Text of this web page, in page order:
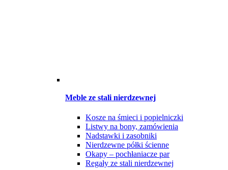
Meble ze stali nierdzewnej
Kosze na śmieci i popielniczki
Listwy na bony, zamówienia
Nadstawki i zasobniki
Nierdzewne półki ścienne
Okapy – pochłaniacze par
Regały ze stali nierdzewnej